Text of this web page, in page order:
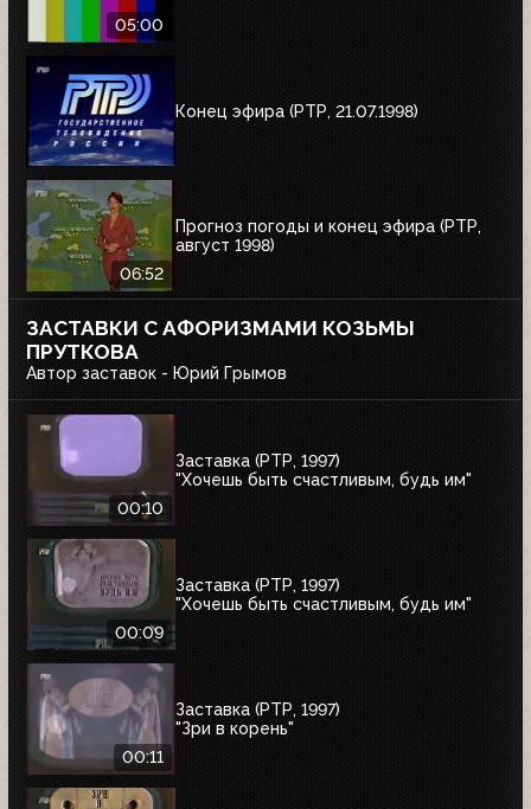
05:00
Конец эфира (РТР, 21.07.1998)
06:52
Прогноз погоды и конец эфира (РТР,
август 1998)
ЗАСТАВКИ С АФОРИЗМАМИ КОЗЬМЫ
ПРУТКОВА
Автор заставок - Юрий Грымов
00:10
Заставка (РТР, 1997)
"Хочешь быть счастливым, будь им"
00:09
Заставка (РТР, 1997)
"Хочешь быть счастливым, будь им"
00:11
Заставка (РТР, 1997)
"Зри в корень"